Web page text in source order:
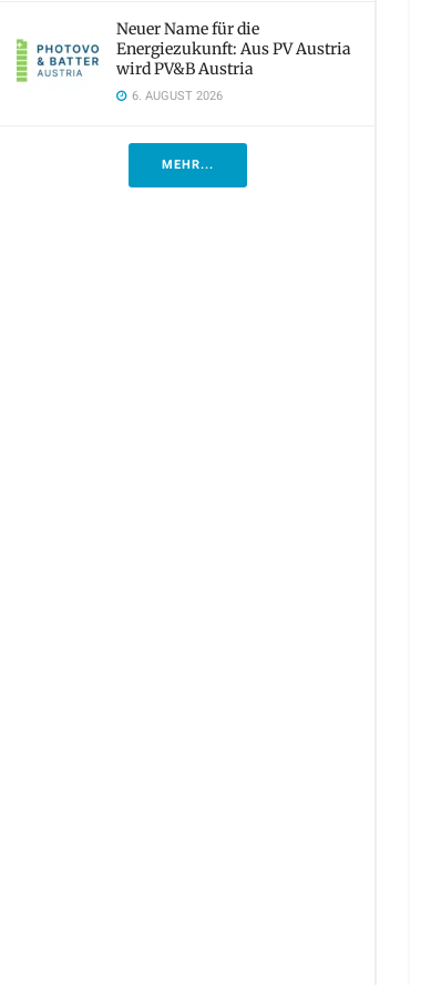
Neuer Name für die
Energiezukunft: Aus PV Austria
wird PV&B Austria
6. AUGUST 2026
MEHR...